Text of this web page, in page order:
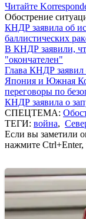
Читайте
Обострение
КНДР заявила об
баллистических
В КНДР заявили,
"окончателен"
Глава КНДР заявил
Япония и Южная
переговоры по
КНДР заявила о
СПЕЦТЕМА:
ТЕГИ: война,
Если вы заметили
нажмите Ctrl+Enter,